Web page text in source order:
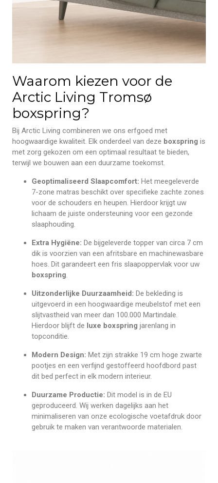
Waarom kiezen voor de
Arctic Living Tromsø
boxspring?
Bij Arctic Living combineren we ons erfgoed met
hoogwaardige kwaliteit. Elk onderdeel van deze boxspring is
met zorg gekozen om een optimaal resultaat te bieden,
terwijl we bouwen aan een duurzame toekomst.
Geoptimaliseerd Slaapcomfort: Het meegeleverde
7-zone matras beschikt over specifieke zachte zones
voor de schouders en heupen. Hierdoor krijgt uw
lichaam de juiste ondersteuning voor een gezonde
slaaphouding.
Extra Hygiëne: De bijgeleverde topper van circa 7 cm
dik is voorzien van een afritsbare en machinewasbare
hoes. Dit garandeert een fris slaapoppervlak voor uw
boxspring.
Uitzonderlijke Duurzaamheid: De bekleding is
uitgevoerd in een hoogwaardige meubelstof met een
slijtvastheid van meer dan 100.000 Martindale.
Hierdoor blijft de luxe boxspring jarenlang in
topconditie.
Modern Design: Met zijn strakke 19 cm hoge zwarte
pootjes en een verfijnd gestoffeerd hoofdbord past
dit bed perfect in elk modern interieur.
Duurzame Productie: Dit model is in de EU
geproduceerd. Wij werken dagelijks aan het
minimaliseren van onze ecologische voetafdruk door
gebruik te maken van verantwoorde materialen.